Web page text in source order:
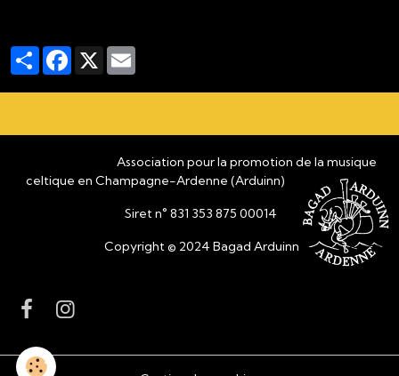
PartagerFacebook
X
Association pour la promotion de la musique
celtique en Champagne-Ardenne (Arduinn)
Siret n° 831 353 875 00014
Copyright © 2024 Bagad Arduinn